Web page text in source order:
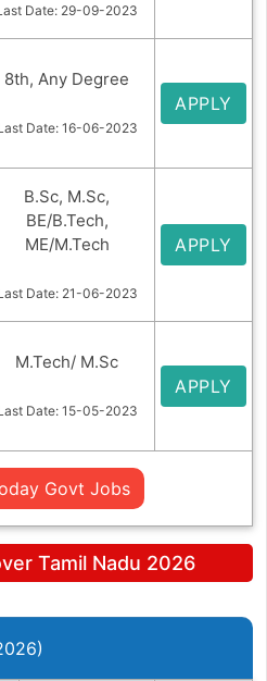
Date: 29-09-2023
8th, Any Degree
Date: 16-06-2023
APPLY
B.Sc, M.Sc,
BE/B.Tech,
ME/M.Tech
Date: 21-06-2023
APPLY
M.Tech/ M.Sc
Date: 15-05-2023
APPLY
Govt Jobs
Tamil Nadu 2026